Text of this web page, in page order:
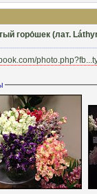
горо́шек (лат.